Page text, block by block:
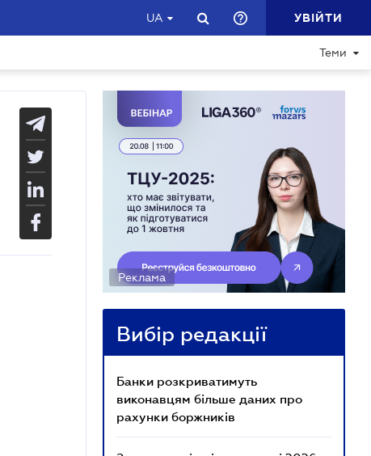
UA УВІЙТИ
Теми
Реклама
Вибір редакції
Банки розкриватимуть
виконавцям більше даних про
рахунки боржників